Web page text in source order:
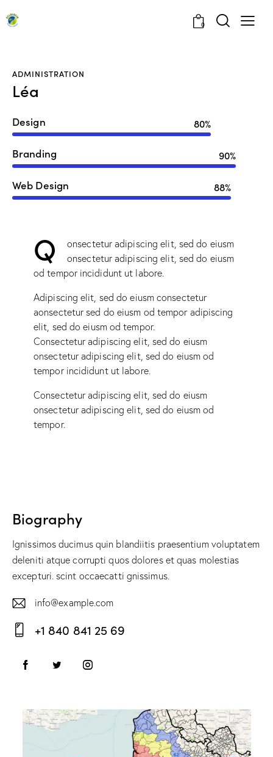
0
ADMINISTRATION
Léa
Design 80%
Branding 90%
Web Design 88%
Q
onsectetur adipiscing elit, sed do eiusm
onsectetur adipiscing elit, sed do eiusm
od tempor incididunt ut labore.
Adipiscing elit, sed do eiusm consectetur
aonsectetur sed do eiusm od tempor adipiscing
elit, sed do eiusm od tempor.
Consectetur adipiscing elit, sed do eiusm
onsectetur adipiscing elit, sed do eiusm od
tempor incididunt ut labore.
Consectetur adipiscing elit, sed do eiusm
onsectetur adipiscing elit, sed do eiusm od
tempor.
Biography
Ignissimos ducimus quin blandiitis praesentium voluptatem
deleniti atque corrupti quos dolores et quas molestias
excepturi. scint occaecatti gnissimus.
E-
m
info@example.com
on
+1 840 841 25 69